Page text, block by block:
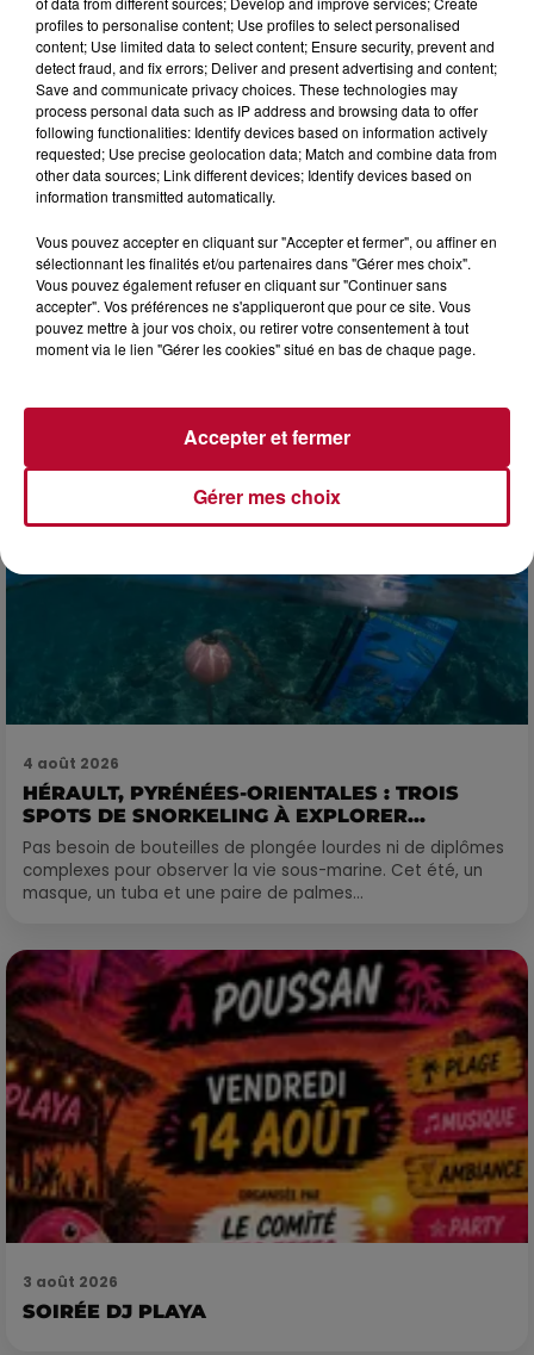
6 août 2026
NÎMES : « LE RÊVE DU GLADIATEUR » INVESTIT
LES ARÈNES CES 3...
Après un franc succès l'été dernier, le spectacle « Le Rêve
du gladiateur » revient illuminer l'amphithéâtre romain les 6,
4 août 2026
HÉRAULT, PYRÉNÉES-ORIENTALES : TROIS
SPOTS DE SNORKELING À EXPLORER...
Pas besoin de bouteilles de plongée lourdes ni de diplômes
complexes pour observer la vie sous-marine. Cet été, un
masque, un tuba et une paire de palmes...
3 août 2026
SOIRÉE DJ PLAYA
profiles to personalise content; Use profiles to select personalised
content; Use limited data to select content; Ensure security, prevent and
detect fraud, and fix errors; Deliver and present advertising and content;
Save and communicate privacy choices. These technologies may
process personal data such as IP address and browsing data to offer
following functionalities: Identify devices based on information actively
requested; Use precise geolocation data; Match and combine data from
other data sources; Link different devices; Identify devices based on
information transmitted automatically.
Vous pouvez accepter en cliquant sur "Accepter et fermer", ou affiner en
sélectionnant les finalités et/ou partenaires dans "Gérer mes choix".
Vous pouvez également refuser en cliquant sur "Continuer sans
accepter". Vos préférences ne s'appliqueront que pour ce site. Vous
pouvez mettre à jour vos choix, ou retirer votre consentement à tout
moment via le lien "Gérer les cookies" situé en bas de chaque page.
Gérer mes choix
Accepter et fermer